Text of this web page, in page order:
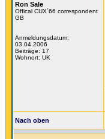
Ron Sale
Offical CUX´66 correspondent
GB
Anmeldungsdatum:
03.04.2006
Beiträge: 17
Wohnort: UK
Nach oben